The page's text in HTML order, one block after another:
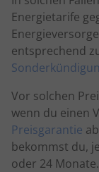
Energietarife
entsprechend
Vor solchen
wenn du einen
Preisgarantie
bekommst du,
oder 24 Monate.